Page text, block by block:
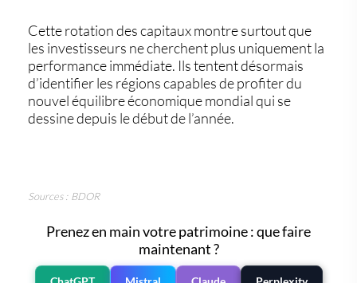
Cette rotation des capitaux montre surtout que
les investisseurs ne cherchent plus uniquement la
performance immédiate. Ils tentent désormais
d’identifier les régions capables de profiter du
nouvel équilibre économique mondial qui se
dessine depuis le début de l’année.
Sources : BDOR
Prenez en main votre patrimoine : que faire
maintenant ?